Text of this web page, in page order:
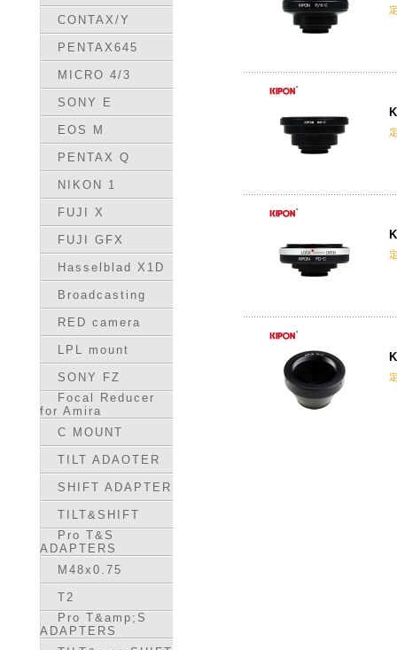
CONTAX/Y
PENTAX645
MICRO 4/3
SONY E
EOS M
PENTAX Q
NIKON 1
FUJI X
FUJI GFX
Hasselblad X1D
Broadcasting
RED camera
LPL mount
SONY FZ
Focal Reducer
for Amira
C MOUNT
TILT ADAOTER
SHIFT ADAPTER
TILT&SHIFT
Pro T&S
ADAPTERS
M48x0.75
T2
Pro T&amp;S
ADAPTERS